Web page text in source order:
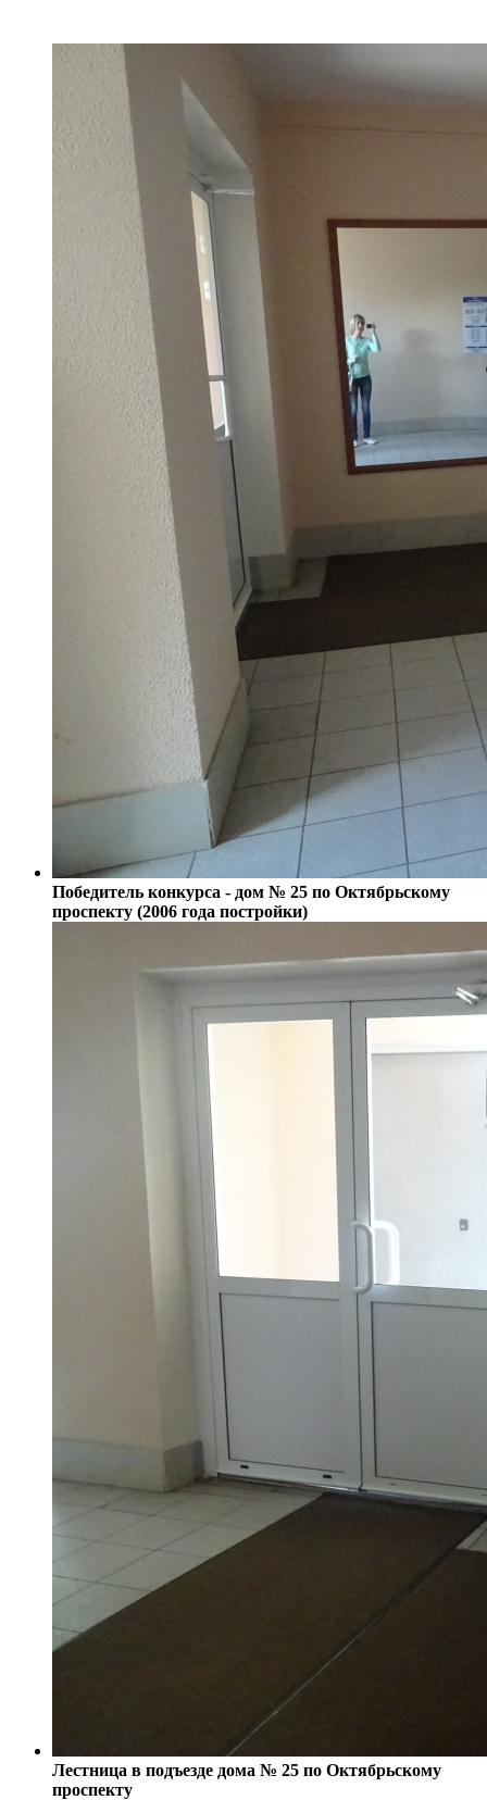
Победитель конкурса - дом № 25 по Октябрьскому
проспекту (2006 года постройки)
Лестница в подъезде дома № 25 по Октябрьскому
проспекту